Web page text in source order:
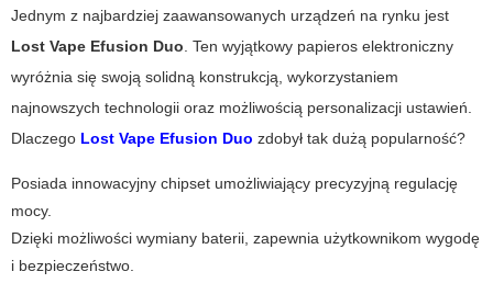
Jednym z najbardziej zaawansowanych urządzeń na rynku jest
Lost Vape Efusion Duo. Ten wyjątkowy papieros elektroniczny
wyróżnia się swoją solidną konstrukcją, wykorzystaniem
najnowszych technologii oraz możliwością personalizacji ustawień.
Dlaczego Lost Vape Efusion Duo zdobył tak dużą popularność?
Posiada innowacyjny chipset umożliwiający precyzyjną regulację
mocy.
Dzięki możliwości wymiany baterii, zapewnia użytkownikom wygodę
i bezpieczeństwo.